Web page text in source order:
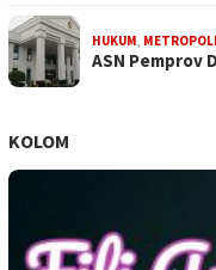
HUKUM,
ASN Pemprov
KOLOM